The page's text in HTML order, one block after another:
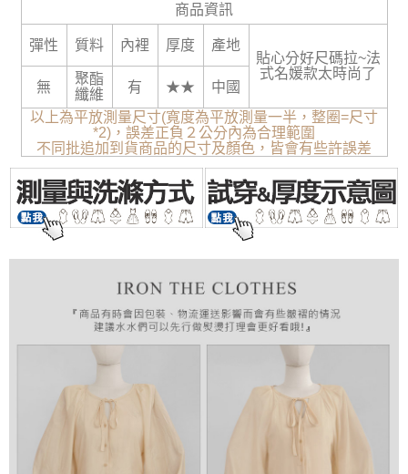
商品資訊
彈性 質料 內裡 厚度
產地
貼心分好尺碼拉~法
式名媛款太時尚了
無
聚酯
纖維
有 ★★
中國
以上為平放測量尺寸(寬度為平放測量一半，整圈=尺寸
*2)，誤差正負２公分內為合理範圍
不同批追加到貨商品的尺寸及顏色，皆會有些許誤差